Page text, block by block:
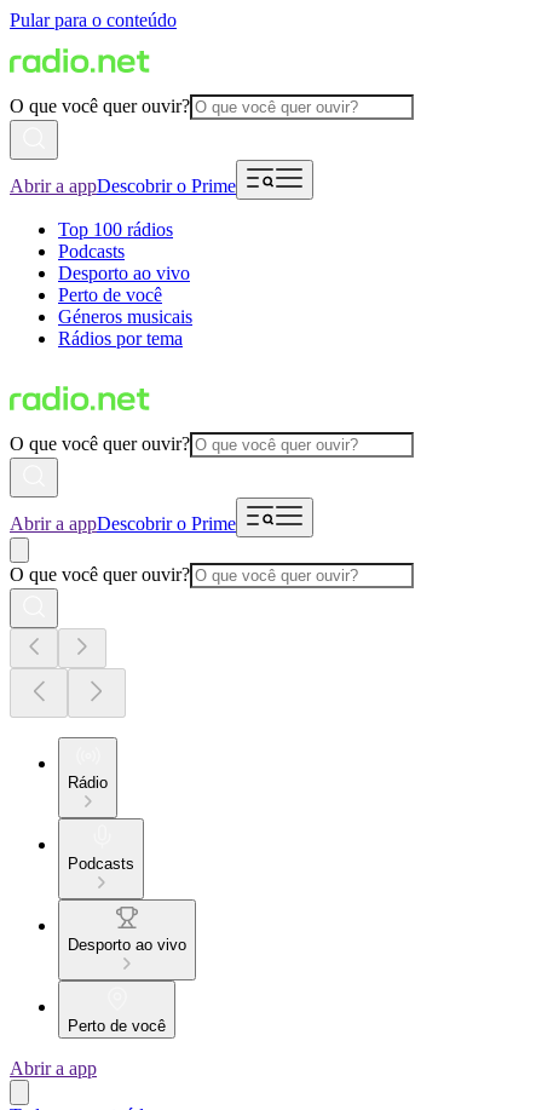
Pular para o conteúdo
O que você quer ouvir?
Abrir a appDescobrir o Prime
Top 100 rádios
Podcasts
Desporto ao vivo
Perto de você
Géneros musicais
Rádios por tema
O que você quer ouvir?
Abrir a appDescobrir o Prime
O que você quer ouvir?
Rádio
Podcasts
Desporto ao vivo
Perto de você
Abrir a app